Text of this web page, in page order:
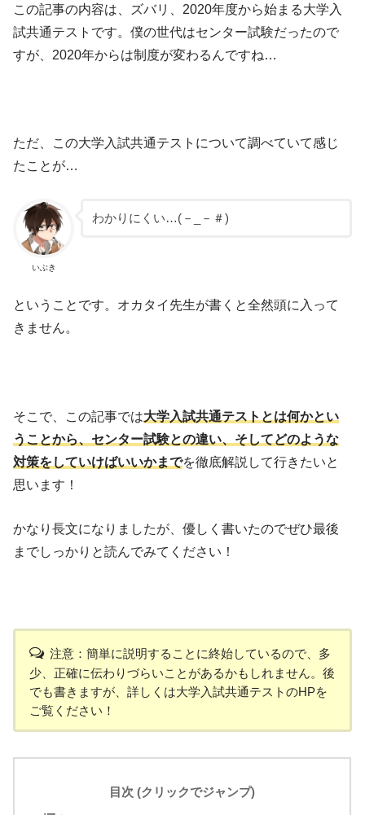
この記事の内容は、ズバリ、2020年度から始まる大学入
試共通テストです。僕の世代はセンター試験だったので
すが、2020年からは制度が変わるんですね…
ただ、この大学入試共通テストについて調べていて感じ
たことが…
いぶき
わかりにくい…(－_－＃)
ということです。オカタイ先生が書くと全然頭に入って
きません。
そこで、この記事では大学入試共通テストとは何かとい
うことから、センター試験との違い、そしてどのような
対策をしていけばいいかまでを徹底解説して行きたいと
思います！
かなり長文になりましたが、優しく書いたのでぜひ最後
までしっかりと読んでみてください！
注意：簡単に説明することに終始しているので、多
少、正確に伝わりづらいことがあるかもしれません。後
でも書きますが、詳しくは大学入試共通テストのHPを
ご覧ください！
目次 (クリックでジャンプ)